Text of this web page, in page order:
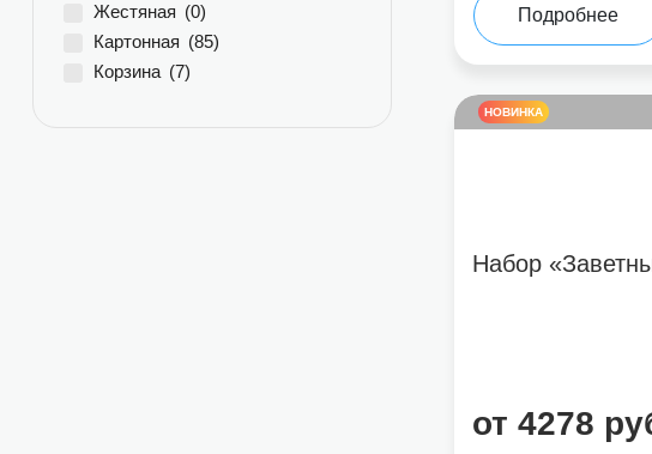
Жестяная (0)
Картонная (85)
Корзина (7)
Подробнее
НОВИНКА
Набор
от 4278